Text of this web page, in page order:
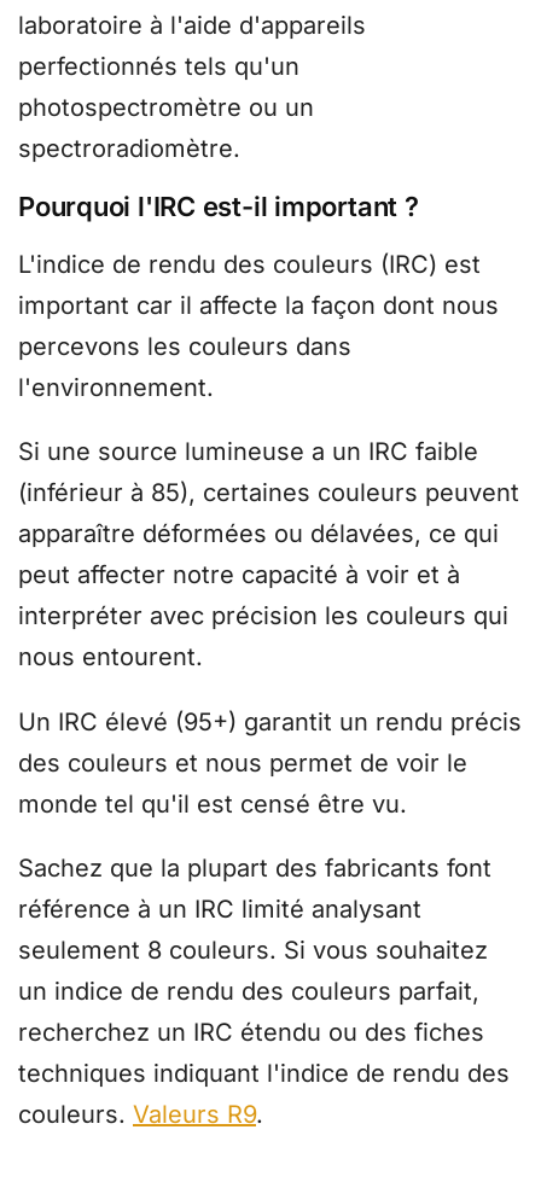
laboratoire à l'aide d'appareils
perfectionnés tels qu'un
photospectromètre ou un
spectroradiomètre.
Pourquoi l'IRC est-il important ?
L'indice de rendu des couleurs (IRC) est
important car il affecte la façon dont nous
percevons les couleurs dans
l'environnement.
Si une source lumineuse a un IRC faible
(inférieur à 85), certaines couleurs peuvent
apparaître déformées ou délavées, ce qui
peut affecter notre capacité à voir et à
interpréter avec précision les couleurs qui
nous entourent.
Un IRC élevé (95+) garantit un rendu précis
des couleurs et nous permet de voir le
monde tel qu'il est censé être vu.
Sachez que la plupart des fabricants font
référence à un IRC limité analysant
seulement 8 couleurs. Si vous souhaitez
un indice de rendu des couleurs parfait,
recherchez un IRC étendu ou des fiches
techniques indiquant l'indice de rendu des
couleurs. Valeurs R9.